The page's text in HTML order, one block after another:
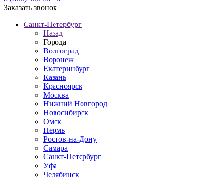
Заказать звонок
Санкт-Петербург
Назад
Города
Волгоград
Воронеж
Екатеринбург
Казань
Красноярск
Москва
Нижний Новгород
Новосибирск
Омск
Пермь
Ростов-на-Дону
Самара
Санкт-Петербург
Уфа
Челябинск